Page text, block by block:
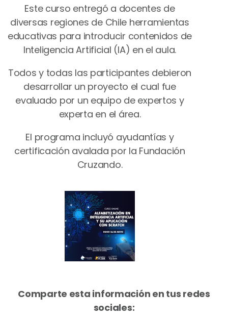
Este curso entregó a docentes de
diversas regiones de Chile herramientas
educativas para introducir contenidos de
Inteligencia Artificial (IA) en el aula.
Todos y todas las participantes debieron
desarrollar un proyecto el cual fue
evaluado por un equipo de expertos y
experta en el área.
El programa incluyó ayudantías y
certificación avalada por la Fundación
Cruzando.
Comparte esta información en tus redes
sociales: